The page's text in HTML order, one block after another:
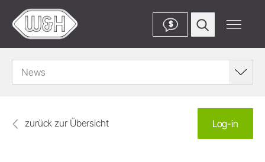
$
News
zurück zur Übersicht Log-in